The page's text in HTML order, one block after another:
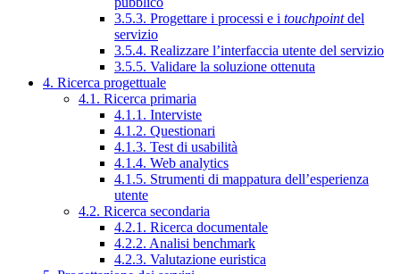
3.5.3. Progettare i processi e i touchpointdel
servizio
3.5.4. Realizzare l’interfaccia utente del servizio
3.5.5. Validare la soluzione ottenuta
4. Ricerca progettuale
4.1. Ricerca primaria
4.1.1. Interviste
4.1.2. Questionari
4.1.3. Test di usabilità
4.1.4. Web analytics
4.1.5. Strumenti di mappatura dell’esperienza
utente
4.2. Ricerca secondaria
4.2.1. Ricerca documentale
4.2.2. Analisi benchmark
4.2.3. Valutazione euristica